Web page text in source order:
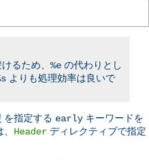
るため、 %e の代わりとし
よりも処理効率は良いで
を指定する early キーワードを
Header ディレクティブで指定